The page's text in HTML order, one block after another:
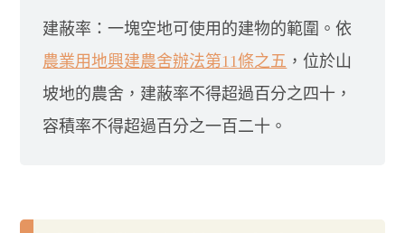
建蔽率：一塊空地可使用的建物的範圍。依
農業用地興建農舍辦法第11條之五 ，位於山
坡地的農舍，建蔽率不得超過百分之四十，
容積率不得超過百分之一百二十。